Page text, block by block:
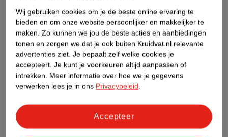
Over dit product
Productinformatie
Nature Impact Score
Dit product heeft (nog) geen Nature
Impact Score.
Wij gebruiken cookies om je de beste online ervaring te
bieden en om onze website persoonlijker en makkelijker te
maken. Zo kunnen we jou de beste acties en aanbiedingen
tonen en zorgen we dat je ook buiten Kruidvat.nl relevante
advertenties ziet. Je bepaalt zelf welke cookies je
accepteert. Je kunt je voorkeuren altijd aanpassen of
intrekken. Meer informatie over hoe we je gegevens
verwerken lees je in ons Privacybeleid.
Accepteer